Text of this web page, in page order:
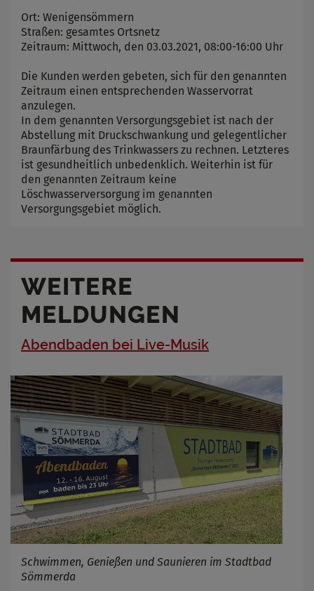
Ort: Wenigensömmern
Straßen: gesamtes Ortsnetz
Zeitraum: Mittwoch, den 03.03.2021, 08:00-16:00 Uhr
Die Kunden werden gebeten, sich für den genannten
Zeitraum einen entsprechenden Wasservorrat
anzulegen.
In dem genannten Versorgungsgebiet ist nach der
Abstellung mit Druckschwankung und gelegentlicher
Braunfärbung des Trinkwassers zu rechnen. Letzteres
ist gesundheitlich unbedenklich. Weiterhin ist für
den genannten Zeitraum keine
Löschwasserversorgung im genannten
Versorgungsgebiet möglich.
WEITERE
MELDUNGEN
Abendbaden bei Live-Musik
Schwimmen, Genießen und Saunieren im Stadtbad
Sömmerda